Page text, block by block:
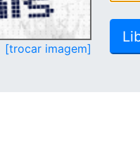
[trocar imagem]